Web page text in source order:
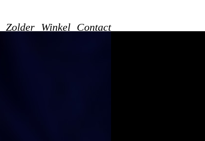
Zolder Winkel Contact